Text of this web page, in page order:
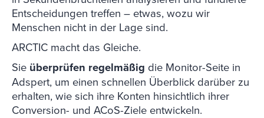
Entscheidungen treffen – etwas, wozu wir
Menschen nicht in der Lage sind.
ARCTIC macht das Gleiche.
Sie überprüfen regelmäßig die Monitor-Seite in
Adspert, um einen schnellen Überblick darüber zu
erhalten, wie sich ihre Konten hinsichtlich ihrer
Conversion- und ACoS-Ziele entwickeln.